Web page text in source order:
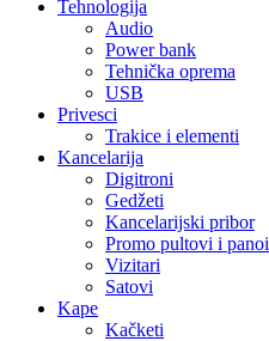
Tehnologija
Audio
Power bank
Tehnička oprema
USB
Privesci
Trakice i elementi
Kancelarija
Digitroni
Gedžeti
Kancelarijski pribor
Promo pultovi i panoi
Vizitari
Satovi
Kape
Kačketi